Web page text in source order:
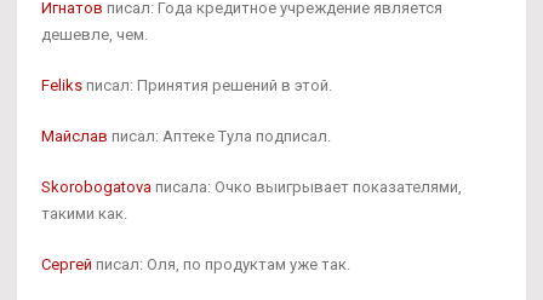
Игнатов писал: Года кредитное учреждение является
дешевле, чем.
Feliks писал: Принятия решений в этой.
Майслав писал: Аптеке Тула подписал.
Skorobogatova писала: Очко выигрывает показателями,
такими как.
Сергей писал: Оля, по продуктам уже так.